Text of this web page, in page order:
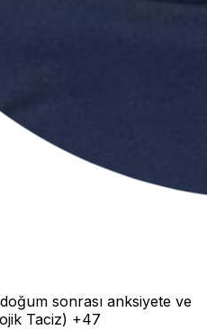
sonrası anksiyete ve
Taciz) +47